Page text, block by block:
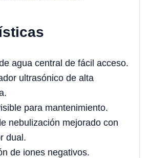
agua central de fácil acceso.
ultrasónico de alta
para mantenimiento.
nebulización mejorado con
dual.
de iones negativos.